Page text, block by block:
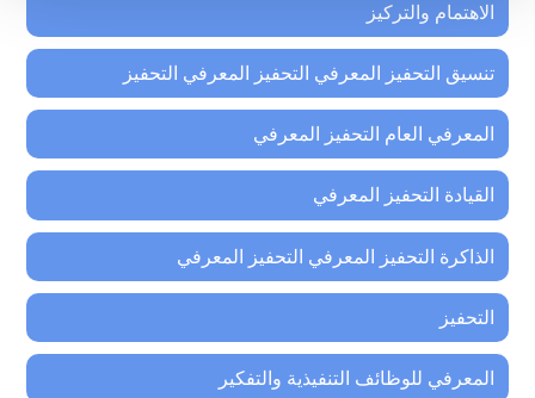
الاهتمام والتركيز
تنسيق التحفيز المعرفي التحفيز المعرفي التحفيز
المعرفي العام التحفيز المعرفي
القيادة التحفيز المعرفي
الذاكرة التحفيز المعرفي التحفيز المعرفي
التحفيز
المعرفي للوظائف التنفيذية والتفكير